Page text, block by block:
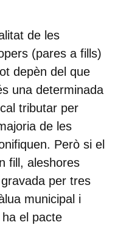
de les
(pares a fills)
depèn del que
una determinada
tributar per
de les
Però si el
fill, aleshores
per tres
municipal i
el pacte